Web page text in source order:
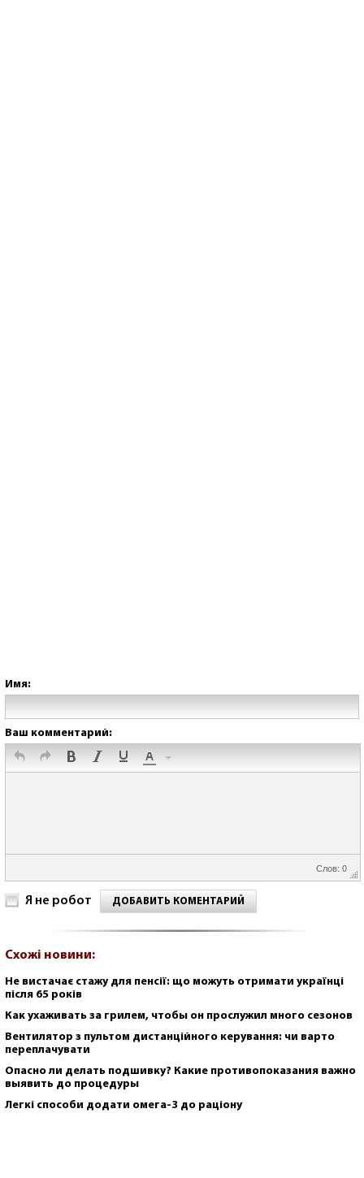
Имя:
Ваш комментарий:
Слов: 0
Я не робот ДОБАВИТЬ КОМЕНТАРИЙ
Схожі новини:
Не вистачає стажу для пенсії: що можуть отримати українці
після 65 років
Как ухаживать за грилем, чтобы он прослужил много сезонов
Вентилятор з пультом дистанційного керування: чи варто
переплачувати
Опасно ли делать подшивку? Какие противопоказания важно
выявить до процедуры
Легкі способи додати омега-3 до раціону